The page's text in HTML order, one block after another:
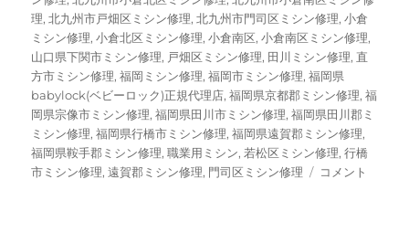
理,北九州市戸畑区ミシン修理,北九州市門司区ミシン修理,小倉
ミシン修理,小倉北区ミシン修理,小倉南区,小倉南区ミシン修理,
山口県下関市ミシン修理, 戸畑区ミシン修理, 田川ミシン修理, 直
方市ミシン修理,福岡ミシン修理,福岡市ミシン修理,福岡県
babylock(ベビーロック)正規代理店,福岡県京都郡ミシン修理,福
岡県宗像市ミシン修理,福岡県田川市ミシン修理,福岡県田川郡ミ
ミシン修理,福岡県行橋市ミシン修理,福岡県遠賀郡ミシン修理,
福岡県鞍手郡ミシン修理,職業用ミシン, 若松区ミシン修理,行橋
市ミシン修理,遠賀郡ミシン修理, 門司区ミシン修理
ご
コメント